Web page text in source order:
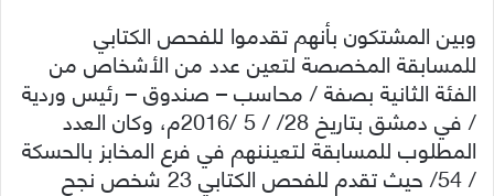
وبين المشتكون بأنهم تقدموا للفحص الكتابي
للمسابقة المخصصة لتعين عدد من الأشخاص من
الفئة الثانية بصفة / محاسب – صندوق – رئيس وردية
/ في دمشق بتاريخ 28/ / 5 /2016م، وكان العدد
المطلوب للمسابقة لتعيننهم في فرع المخابز بالحسكة
/ 54/ حيث تقدم للفحص الكتابي 23 شخص نجح